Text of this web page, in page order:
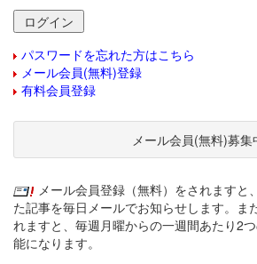
パスワードを忘れた方はこちら
メール会員(無料)登録
有料会員登録
メール会員(無料)募集
メール会員登録（無料）をされますと
た記事を毎日メールでお知らせします。ま
れますと、毎週月曜からの一週間あたり2
能になります。